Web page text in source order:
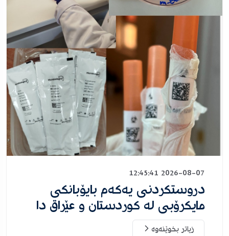
2026-08-07 12:45:41
دروستکردنی یەکەم بایۆبانکی
مایکرۆبی لە کوردستان و عێراق دا
زیاتر بخوێنەوە